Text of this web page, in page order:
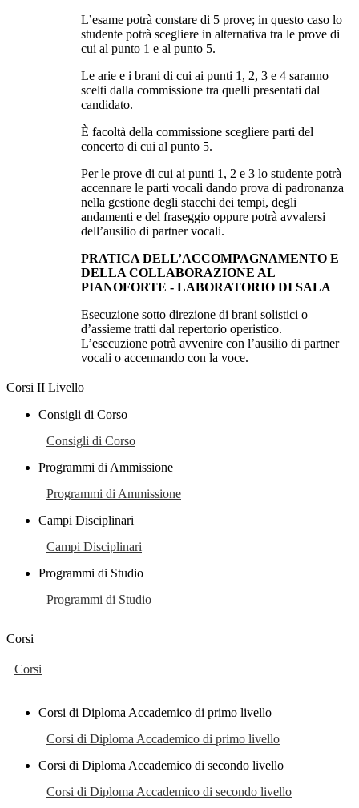
L’esame potrà constare di 5 prove; in questo caso lo
studente potrà scegliere in alternativa tra le prove di
cui al punto 1 e al punto 5.
Le arie e i brani di cui ai punti 1, 2, 3 e 4 saranno
scelti dalla commissione tra quelli presentati dal
candidato.
È facoltà della commissione scegliere parti del
concerto di cui al punto 5.
Per le prove di cui ai punti 1, 2 e 3 lo studente potrà
accennare le parti vocali dando prova di padronanza
nella gestione degli stacchi dei tempi, degli
andamenti e del fraseggio oppure potrà avvalersi
dell’ausilio di partner vocali.
PRATICA DELL’ACCOMPAGNAMENTO E
DELLA COLLABORAZIONE AL
PIANOFORTE - LABORATORIO DI SALA
Esecuzione sotto direzione di brani solistici o
d’assieme tratti dal repertorio operistico.
L’esecuzione potrà avvenire con l’ausilio di partner
vocali o accennando con la voce.
Corsi II Livello
Consigli di Corso
Consigli di Corso
Programmi di Ammissione
Programmi di Ammissione
Campi Disciplinari
Campi Disciplinari
Programmi di Studio
Programmi di Studio
Corsi
Corsi
Corsi di Diploma Accademico di primo livello
Corsi di Diploma Accademico di primo livello
Corsi di Diploma Accademico di secondo livello
Corsi di Diploma Accademico di secondo livello